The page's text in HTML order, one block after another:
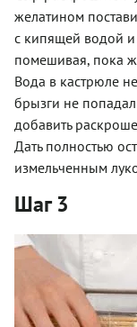
желатином
с кипящей водой и
помешивая, пока
Вода в кастрюле
брызги не
добавить
Дать полностью
измельченным
Шаг 3